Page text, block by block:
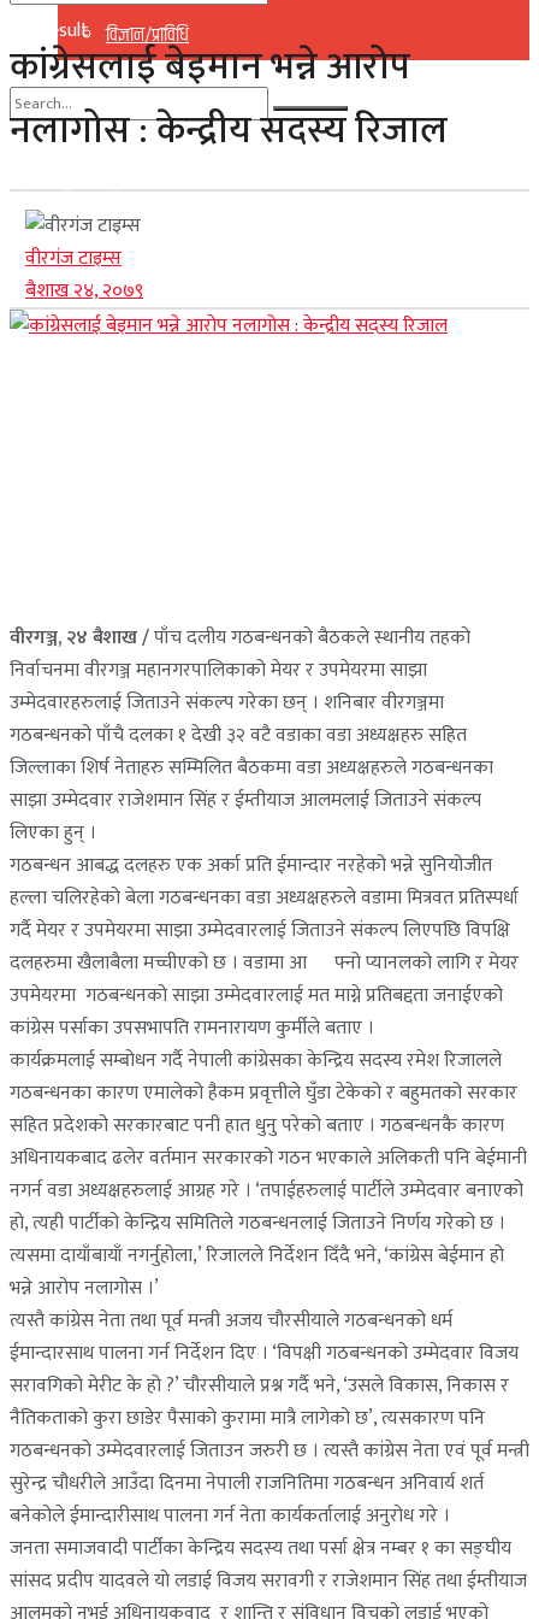
विज्ञान/प्राविधि
No Result
View All Result
No Result
View All Result
कांग्रेसलाई बेइमान भन्ने आरोप
नलागोस : केन्द्रीय सदस्य रिजाल
वीरगंज टाइम्स
बैशाख २४, २०७९
वीरगञ्ज, २४ बैशाख /पाँच दलीय गठबन्धनको बैठकले स्थानीय तहको
निर्वाचनमा वीरगञ्ज महानगरपालिकाको मेयर र उपमेयरमा साझा
उम्मेदवारहरुलाई जिताउने संकल्प गरेका छन् । शनिबार वीरगञ्जमा
गठबन्धनको पाँचै दलका १ देखी ३२ वटै वडाका वडा अध्यक्षहरु सहित
जिल्लाका शिर्ष नेताहरु सम्मिलित बैठकमा वडा अध्यक्षहरुले गठबन्धनका
साझा उम्मेदवार राजेशमान सिंह र ईम्तीयाज आलमलाई जिताउने संकल्प
लिएका हुन् ।
गठबन्धन आबद्ध दलहरु एक अर्का प्रति ईमान्दार नरहेको भन्ने सुनियोजीत
हल्ला चलिरहेको बेला गठबन्धनका वडा अध्यक्षहरुले वडामा मित्रवत प्रतिस्पर्धा
गर्दै मेयर र उपमेयरमा साझा उम्मेदवारलाई जिताउने संकल्प लिएपछि विपक्षि
दलहरुमा खैलाबैला मच्चीएको छ । वडामा आ¬फ्नो प्यानलको लागि र मेयर
उपमेयरमा गठबन्धनको साझा उम्मेदवारलाई मत माग्ने प्रतिबद्दता जनाईएको
कांग्रेस पर्साका उपसभापति रामनारायण कुर्मीले बताए ।
कार्यक्रमलाई सम्बोधन गर्दै नेपाली कांग्रेसका केन्द्रिय सदस्य रमेश रिजालले
गठबन्धनका कारण एमालेको हैकम प्रवृत्तीले घुँडा टेकेको र बहुमतको सरकार
सहित प्रदेशको सरकारबाट पनी हात धुनु परेको बताए । गठबन्धनकै कारण
अधिनायकबाद ढलेर वर्तमान सरकारको गठन भएकाले अलिकती पनि बेईमानी
नगर्न वडा अध्यक्षहरुलाई आग्रह गरे । ‘तपाईहरुलाई पार्टीले उम्मेदवार बनाएको
हो, त्यही पार्टीको केन्द्रिय समितिले गठबन्धनलाई जिताउने निर्णय गरेको छ ।
त्यसमा दायाँबायाँ नगर्नुहोला,’ रिजालले निर्देशन दिँदै भने, ‘कांग्रेस बेईमान हो
भन्ने आरोप नलागोस ।’
त्यस्तै कांग्रेस नेता तथा पूर्व मन्त्री अजय चौरसीयाले गठबन्धनको धर्म
ईमान्दारसाथ पालना गर्न निर्देशन दिए । ‘विपक्षी गठबन्धनको उम्मेदवार विजय
सरावगिको मेरीट के हो ?’ चौरसीयाले प्रश्न गर्दै भने, ‘उसले विकास, निकास र
नैतिकताको कुरा छाडेर पैसाको कुरामा मात्रै लागेको छ’, त्यसकारण पनि
गठबन्धनको उम्मेदवारलाई जिताउन जरुरी छ । त्यस्तै कांग्रेस नेता एवं पूर्व मन्त्री
सुरेन्द्र चौधरीले आउँदा दिनमा नेपाली राजनितिमा गठबन्धन अनिवार्य शर्त
बनेकोले ईमान्दारीसाथ पालना गर्न नेता कार्यकर्तालाई अनुरोध गरे ।
जनता समाजवादी पार्टीका केन्द्रिय सदस्य तथा पर्सा क्षेत्र नम्बर १ का सङ्घीय
सांसद प्रदीप यादवले यो लडाई विजय सरावगी र राजेशमान सिंह तथा ईम्तीयाज